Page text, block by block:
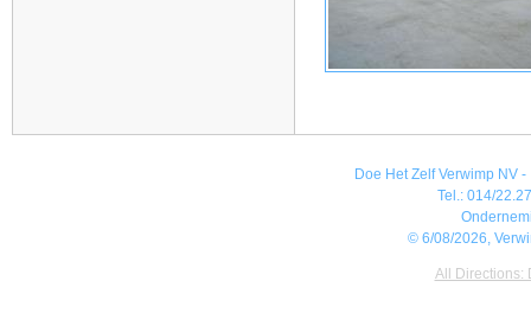
Doe Het Zelf Verwimp NV
Tel.: 014/
© 6/08/2026,
All Directions: